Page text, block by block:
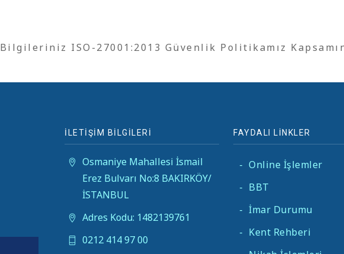
Bilgileriniz ISO-27001:2013 Güvenlik Politikamız
İLETİŞİM BİLGİLERİ
Osmaniye Mahallesi İsmail
Erez Bulvarı No:8 BAKIRKÖY/
İSTANBUL
Adres Kodu: 1482139761
0212 414 97 00
FAYDALI LİNKLER
- Online İşlemler
- BBT
- İmar Durumu
- Kent Rehberi